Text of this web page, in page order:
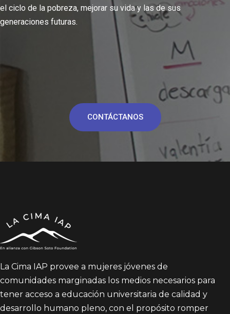
el ciclo de la pobreza, mejorar su vida y las de sus
generaciones futuras.
CONTÁCTANOS
La Cima IAP provee a mujeres jóvenes de
comunidades marginadas los medios necesarios para
tener acceso a educación universitaria de calidad y
desarrollo humano pleno, con el propósito romper